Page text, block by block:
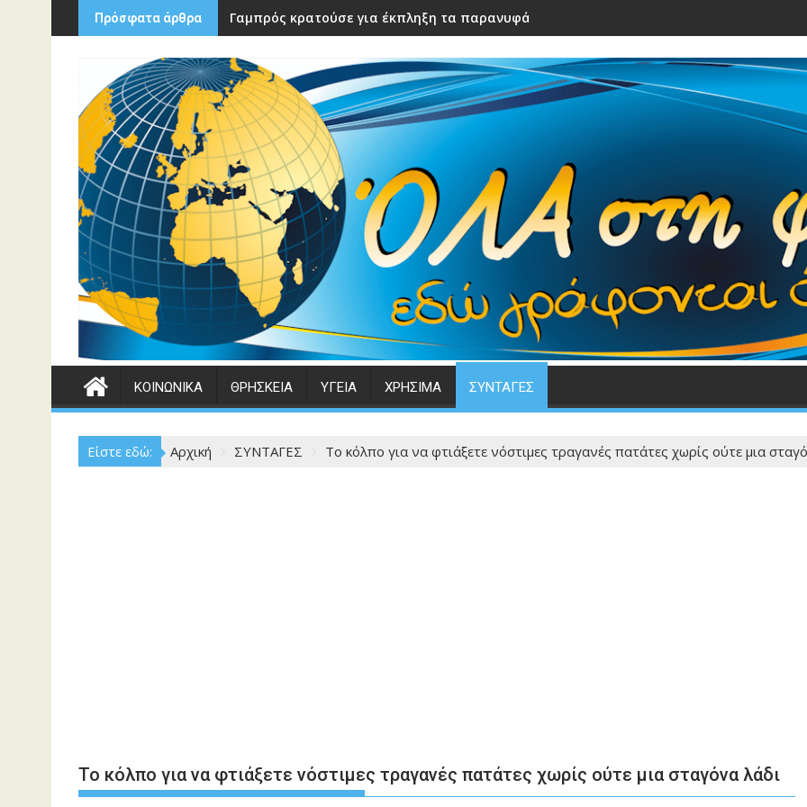
Περάστε
στο
περιεχόμενο
Πρόσφατα άρθρα Γαμπρός κρατούσε για έκπληξη τα παρανυφάκια του γάμου τους – Μόλις τα είδε η
ΚΟΙΝΩΝΙΚΑ ΘΡΗΣΚΕΙΑ ΥΓΕΙΑ ΧΡΗΣΙΜΑ ΣΥΝΤΑΓΕΣ
Είστε εδώ: Αρχική ΣΥΝΤΑΓΕΣ Το κόλπο για να φτιάξετε νόστιμες τραγανές πατάτες χωρίς ούτε μια
Το κόλπο για να φτιάξετε νόστιμες τραγανές πατάτες χωρίς ούτε μια σταγόνα λάδι